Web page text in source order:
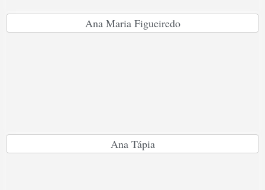
Ana Maria Figueiredo
Ana Tápia